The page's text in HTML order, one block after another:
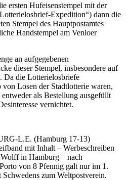
ersten Hufeisenstempel mit der
Expedition“) dann die
Stempel des Hauptpostamtes
Handstempel am Venloer
an aufgegebenen
dieser Stempel, insbesondere auf
Da die Lotterielosbriefe
Losen der Stadtlotterie waren,
als Bestellung ausgefüllt
vernichtet.
L.E. (Hamburg 17-13)
mit Inhalt – Werbeschreiben
in Hamburg – nach
von 8 Pfennig galt nur im 1.
zum Weltpostverein.